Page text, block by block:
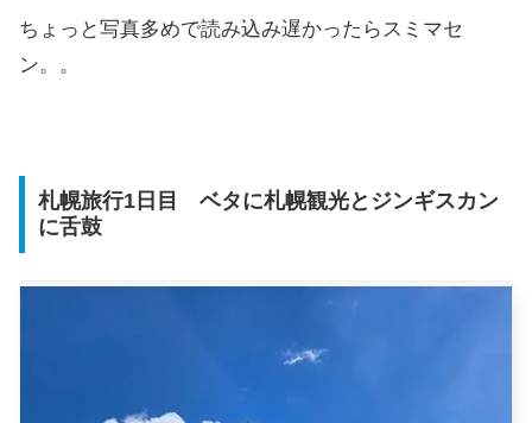
ちょっと写真多めで読み込み遅かったらスミマセ
ン。。
札幌旅行1日目 ベタに札幌観光とジンギスカン
に舌鼓